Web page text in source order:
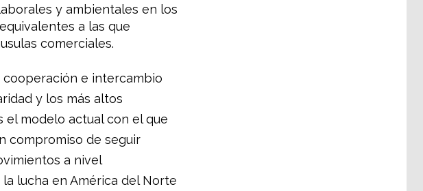
y ambientales en los
a las que
comerciales.
e intercambio
y los más altos
el modelo actual con el que
compromiso de seguir
a nivel
lucha en América del Norte